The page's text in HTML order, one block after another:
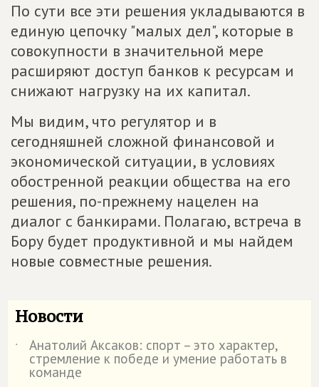
По сути все эти решения укладываются в
единую цепочку "малых дел", которые в
совокупности в значительной мере
расширяют доступ банков к ресурсам и
снижают нагрузку на их капитал.
Мы видим, что регулятор и в
сегодняшней сложной финансовой и
экономической ситуации, в условиях
обостренной реакции общества на его
решения, по-прежнему нацелен на
диалог с банкирами. Полагаю, встреча в
Бору будет продуктивной и мы найдем
новые совместные решения.
Новости
˙ Анатолий Аксаков: спорт – это характер,
стремление к победе и умение работать в
команде